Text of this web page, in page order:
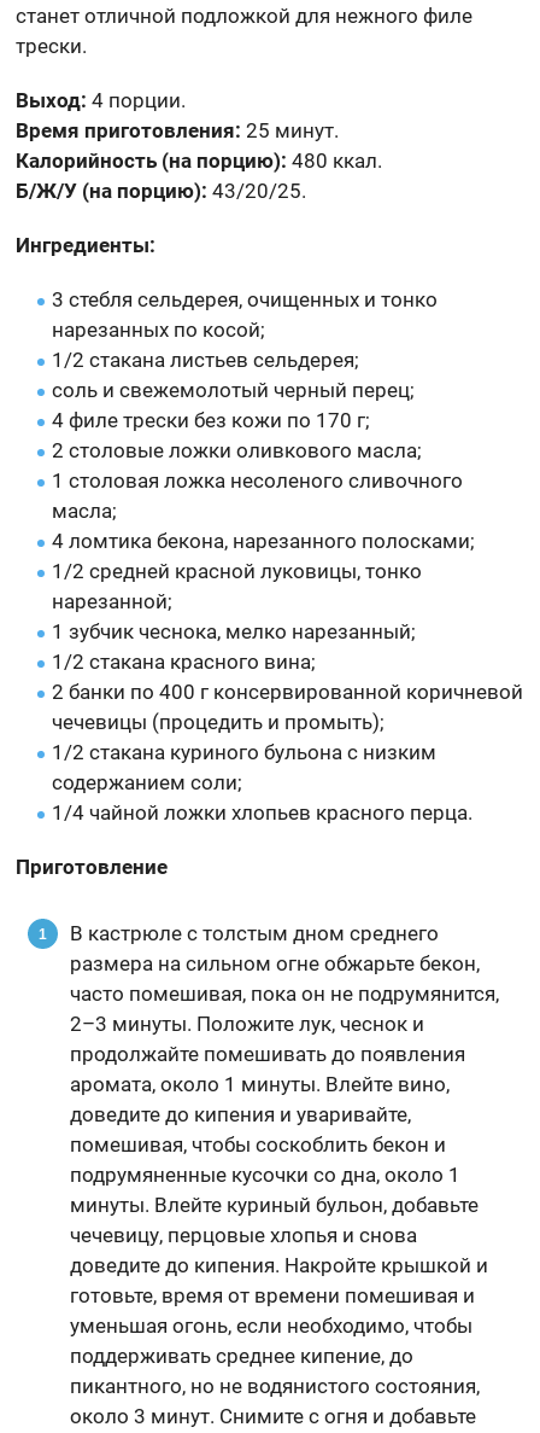
станет отличной подложкой для нежного филе
трески.
Выход: 4 порции.
Время приготовления: 25 минут.
Калорийность (на порцию): 480 ккал.
Б/Ж/У (на порцию): 43/20/25.
Ингредиенты:
3 стебля сельдерея, очищенных и тонко
нарезанных по косой;
1/2 стакана листьев сельдерея;
соль и свежемолотый черный перец;
4 филе трески без кожи по 170 г;
2 столовые ложки оливкового масла;
1 столовая ложка несоленого сливочного
масла;
4 ломтика бекона, нарезанного полосками;
1/2 средней красной луковицы, тонко
нарезанной;
1 зубчик чеснока, мелко нарезанный;
1/2 стакана красного вина;
2 банки по 400 г консервированной коричневой
чечевицы (процедить и промыть);
1/2 стакана куриного бульона с низким
содержанием соли;
1/4 чайной ложки хлопьев красного перца.
Приготовление
В кастрюле с толстым дном среднего
размера на сильном огне обжарьте бекон,
часто помешивая, пока он не подрумянится,
2–3 минуты. Положите лук, чеснок и
продолжайте помешивать до появления
аромата, около 1 минуты. Влейте вино,
доведите до кипения и уваривайте,
помешивая, чтобы соскоблить бекон и
подрумяненные кусочки со дна, около 1
минуты. Влейте куриный бульон, добавьте
чечевицу, перцовые хлопья и снова
доведите до кипения. Накройте крышкой и
готовьте, время от времени помешивая и
уменьшая огонь, если необходимо, чтобы
поддерживать среднее кипение, до
пикантного, но не водянистого состояния,
около 3 минут. Снимите с огня и добавьте